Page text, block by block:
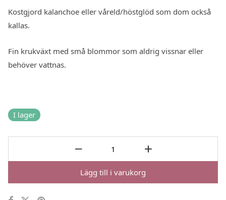
Kostgjord kalanchoe eller våreld/höstglöd som dom också
kallas.
Fin krukväxt med små blommor som aldrig vissnar eller
behöver vattnas.
I lager
Lägg till i varukorg